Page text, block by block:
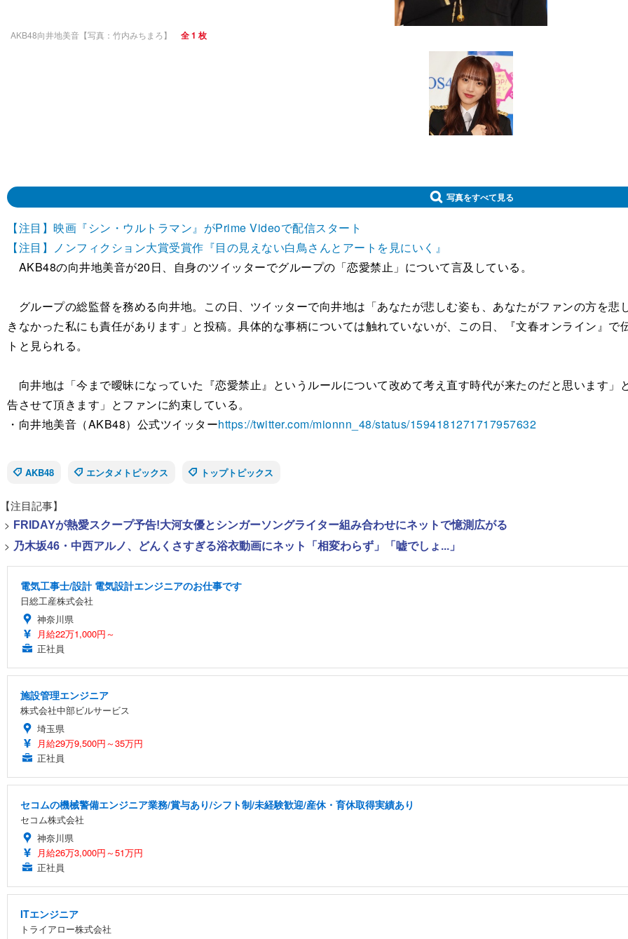
AKB48向井地美音【写真：竹内みちまろ】 全 1 枚
写真をすべて見る
【注目】映画『シン・ウルトラマン』がPrime Videoで配信スタート
【注目】ノンフィクション大賞受賞作『目の見えない白鳥さんとアートを見にいく』
AKB48の向井地美音が20日、自身のツイッターでグループの「恋愛禁止」について言及している。
グループの総監督を務める向井地。この日、ツイッターで向井地は「あなたが悲しむ姿も、あなたがファンの方を
きなかった私にも責任があります」と投稿。具体的な事柄については触れていないが、この日、『文春オンライン』
トと見られる。
向井地は「今まで曖昧になっていた『恋愛禁止』というルールについて改めて考え直す時代が来たのだと思います
告させて頂きます」とファンに約束している。
・向井地美音（AKB48）公式ツイッターhttps://twitter.com/mionnn_48/status/1594181271717957632
AKB48
エンタメトピックス トップトピックス
【注目記事】
> FRIDAYが熱愛スクープ予告!大河女優とシンガーソングライター組み合わせにネットで憶測広がる
> 乃木坂46・中西アルノ、どんくさすぎる浴衣動画にネット「相変わらず」「嘘でしょ...」
電気工事士/設計 電気設計エンジニアのお仕事です
日総工産株式会社
神奈川県
月給22万1,000円～
正社員
施設管理エンジニア
株式会社中部ビルサービス
埼玉県
月給29万9,500円～35万円
正社員
セコムの機械警備エンジニア業務/賞与あり/シフト制/未経験歓迎/産休・育休取得実績あり
セコム株式会社
神奈川県
月給26万3,000円～51万円
正社員
ITエンジニア
トライアロー株式会社